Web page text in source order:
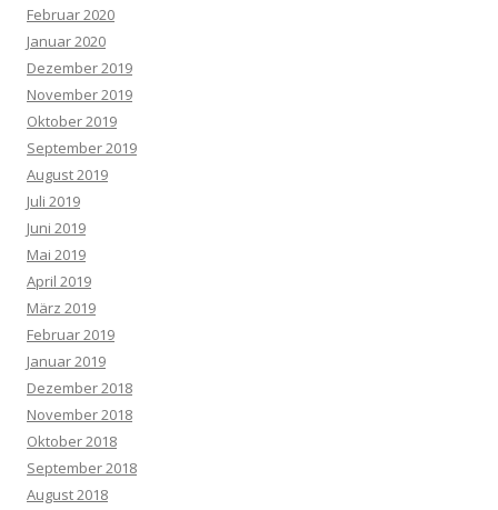
Februar 2020
Januar 2020
Dezember 2019
November 2019
Oktober 2019
September 2019
August 2019
Juli 2019
Juni 2019
Mai 2019
April 2019
März 2019
Februar 2019
Januar 2019
Dezember 2018
November 2018
Oktober 2018
September 2018
August 2018